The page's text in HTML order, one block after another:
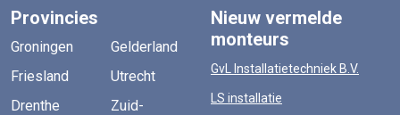
Provincies
Groningen
Friesland
Drenthe
Gelderland
Utrecht
Zuid-
Nieuw vermelde
monteurs
GvL Installatietechniek B.V.
LS installatie